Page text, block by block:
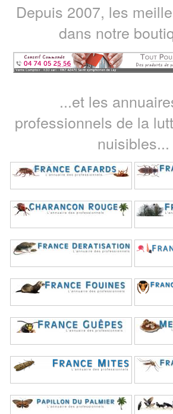
Depuis 2007, les
dans notre
...et les
professionnels de la
nuisibles...